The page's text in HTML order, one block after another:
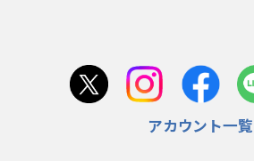
アカウント一覧